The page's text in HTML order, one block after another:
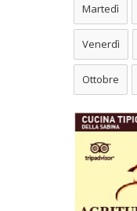
Martedì
Venerdì
Ottobre